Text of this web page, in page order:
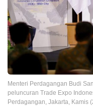
Menteri Perdagangan Budi
peluncuran Trade Expo
Perdagangan, Jakarta, Kamis